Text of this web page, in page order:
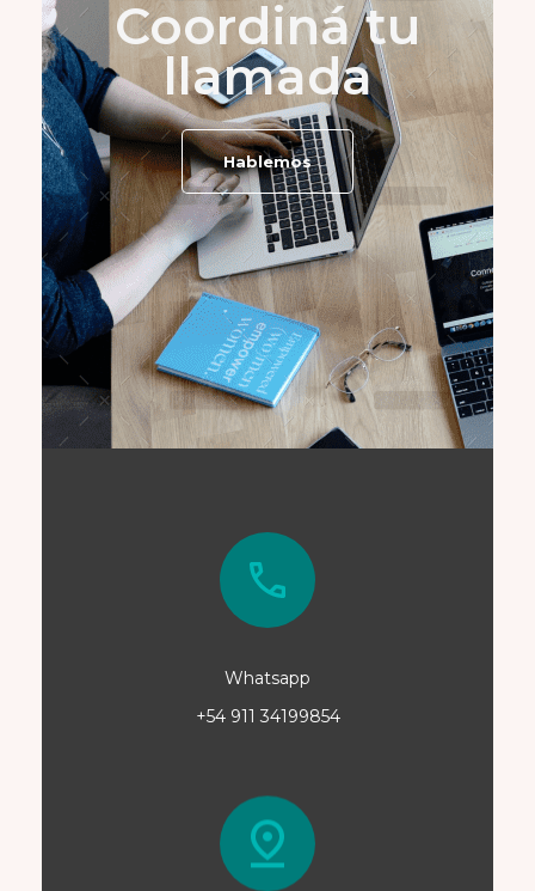
Coordiná tu
llamada
Hablemos
Whatsapp
+54 911 34199854